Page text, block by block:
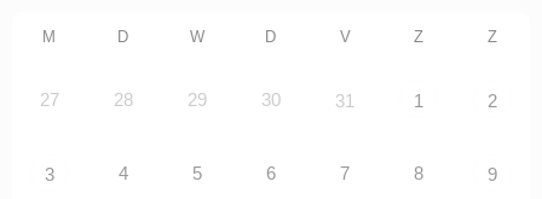
M D W D V Z Z
27 28 29 30 31 1 2
3 4 5 6 7 8 9